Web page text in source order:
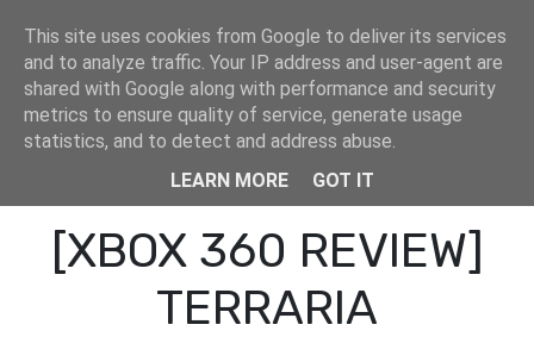
505 [XBOX 360 REVIEW] TERRARIA
[XBOX 360 REVIEW]
TERRARIA
This site uses cookies from Google to deliver its services
and to analyze traffic. Your IP address and user-agent are
shared with Google along with performance and security
metrics to ensure quality of service, generate usage
statistics, and to detect and address abuse.
LEARN MORE
GOT IT